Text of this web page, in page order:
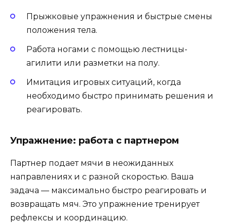
Прыжковые упражнения и быстрые смены
положения тела.
Работа ногами с помощью лестницы-
агилити или разметки на полу.
Имитация игровых ситуаций, когда
необходимо быстро принимать решения и
реагировать.
Упражнение: работа с партнером
Партнер подает мячи в неожиданных
направлениях и с разной скоростью. Ваша
задача — максимально быстро реагировать и
возвращать мяч. Это упражнение тренирует
рефлексы и координацию.